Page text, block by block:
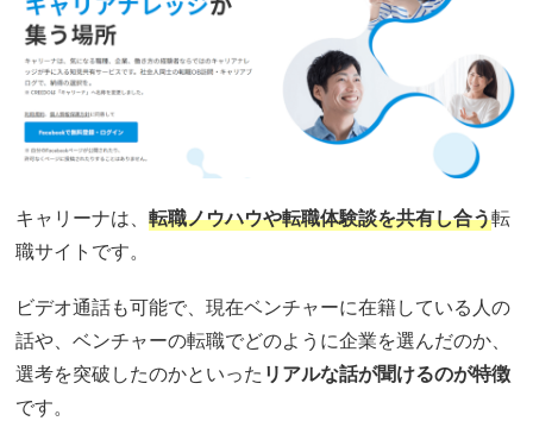
キャリーナは、転職ノウハウや転職体験談を共有し合う転
職サイトです。
ビデオ通話も可能で、現在ベンチャーに在籍している人の
話や、ベンチャーの転職でどのように企業を選んだのか、
選考を突破したのかといった リアルな話が聞けるのが特徴
です。